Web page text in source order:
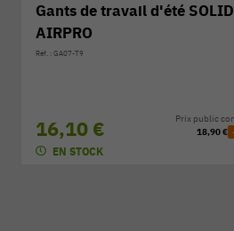
Gants de travail d'été
AIRPRO
Réf. : GA07-T9
16,10 €
Prix public
18,90 €
EN STOCK